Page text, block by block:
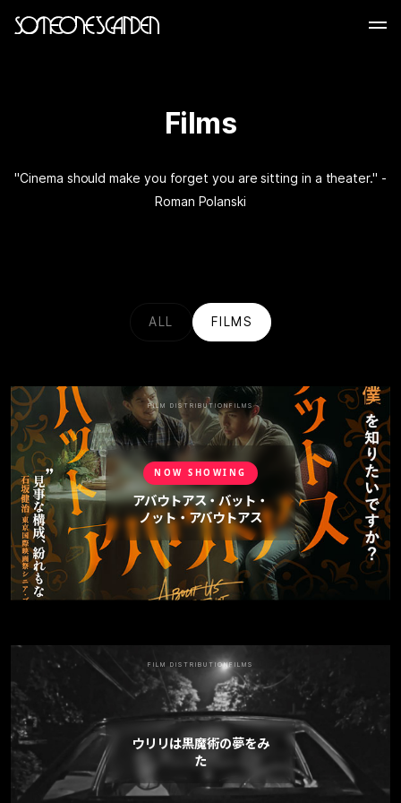
Films
"Cinema should make you forget you are sitting in a theater." -
Roman Polanski
ALL FILMS
FILM DISTRIBUTION FILMS
NOW SHOWING
アバウトアス・バット・
ノット・アバウトアス
FILM DISTRIBUTIONFILMS
ウリリは黒魔術の夢をみ
た